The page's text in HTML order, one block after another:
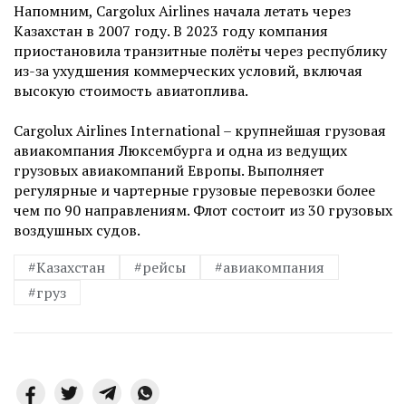
Напомним, Cargolux Airlines начала летать через
Казахстан в 2007 году. В 2023 году компания
приостановила транзитные полёты через республику
из-за ухудшения коммерческих условий, включая
высокую стоимость авиатоплива.
Cargolux Airlines International – крупнейшая грузовая
авиакомпания Люксембурга и одна из ведущих
грузовых авиакомпаний Европы. Выполняет
регулярные и чартерные грузовые перевозки более
чем по 90 направлениям. Флот состоит из 30 грузовых
воздушных судов.
#Казахстан
#рейсы
#авиакомпания
#груз